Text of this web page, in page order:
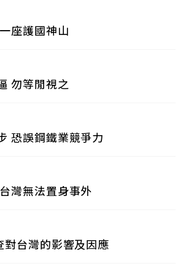
座護國神山
勿等閒視之
恐誤鋼鐵業競爭力
灣無法置身事外
對台灣的影響及因應